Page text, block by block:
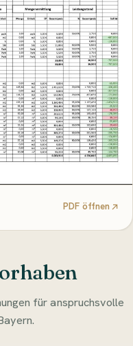
PDF öffnen
für anspruchsvolle